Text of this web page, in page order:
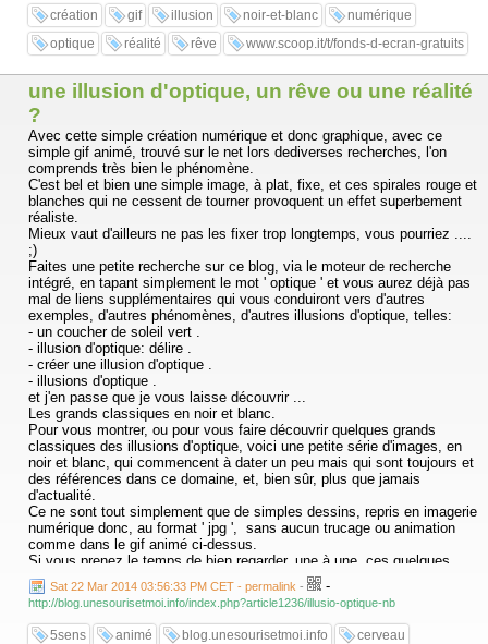
création
gif illusion noir-et-blanc
numérique
optique
réalité rêve www.scoop.it/t/fonds-d-ecran-gratuits
une illusion d'optique, un rêve ou une réalité
?
Avec cette simple création numérique et donc graphique, avec ce
simple gif animé, trouvé sur le net lors dediverses recherches, l'on
comprends très bien le phénomène.
C'est bel et bien une simple image, à plat, fixe, et ces spirales rouge et
blanches qui ne cessent de tourner provoquent un effet superbement
réaliste.
Mieux vaut d'ailleurs ne pas les fixer trop longtemps, vous pourriez ....
;)
Faites une petite recherche sur ce blog, via le moteur de recherche
intégré, en tapant simplement le mot ' optique ' et vous aurez déjà pas
mal de liens supplémentaires qui vous conduiront vers d'autres
exemples, d'autres phénomènes, d'autres illusions d'optique, telles:
- un coucher de soleil vert .
- illusion d'optique: délire .
- créer une illusion d'optique .
- illusions d'optique .
et j'en passe que je vous laisse découvrir ...
Les grands classiques en noir et blanc.
Pour vous montrer, ou pour vous faire découvrir quelques grands
classiques des illusions d'optique, voici une petite série d'images, en
noir et blanc, qui commencent à dater un peu mais qui sont toujours et
des références dans ce domaine, et, bien sûr, plus que jamais
d'actualité.
Ce ne sont tout simplement que de simples dessins, repris en imagerie
numérique donc, au format ' jpg ', sans aucun trucage ou animation
comme dans le gif animé ci-dessus.
Si vous prenez le temps de bien regarder, une à une, ces quelques
images, de les ' fixer ' attentivement, tout en vous demandant ce que
vous percevez réellement par rapport à la réalité, vous entrerez ainsi
dans le monde de l'illusion d'optique !
...
Sat 22 Mar 2014 03:56:33 PM CET - permalink - -
http://blog.unesourisetmoi.info/index.php?article1236/illusio-optique-nb
5sens animé blog.unesourisetmoi.info
cerveau